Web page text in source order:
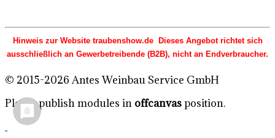
Hinweis zur Website traubenshow.de Dieses Angebot richtet sich
ausschließlich an Gewerbetreibende (B2B), nicht an Endverbraucher.
© 2015-2026 Antes Weinbau Service GmbH
Please publish modules in offcanvasposition.